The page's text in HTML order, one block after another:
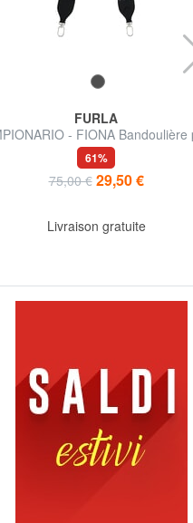
FURLA
- FIONA Bandoulière
sacs
61%
75,00 € 29,50 €
Livraison gratuite